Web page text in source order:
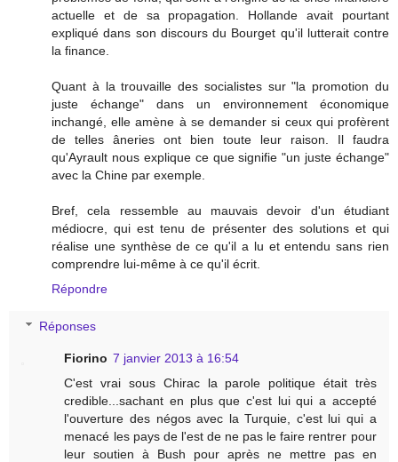
actuelle et de sa propagation. Hollande avait pourtant
expliqué dans son discours du Bourget qu'il lutterait contre
la finance.
Quant à la trouvaille des socialistes sur "la promotion du
juste échange" dans un environnement économique
inchangé, elle amène à se demander si ceux qui profèrent
de telles âneries ont bien toute leur raison. Il faudra
qu'Ayrault nous explique ce que signifie "un juste échange"
avec la Chine par exemple.
Bref, cela ressemble au mauvais devoir d'un étudiant
médiocre, qui est tenu de présenter des solutions et qui
réalise une synthèse de ce qu'il a lu et entendu sans rien
comprendre lui-même à ce qu'il écrit.
Répondre
Réponses
Fiorino 7 janvier 2013 à 16:54
C'est vrai sous Chirac la parole politique était très
credible...sachant en plus que c'est lui qui a accepté
l'ouverture des négos avec la Turquie, c'est lui qui a
menacé les pays de l'est de ne pas le faire rentrer pour
leur soutien à Bush pour après ne mettre pas en